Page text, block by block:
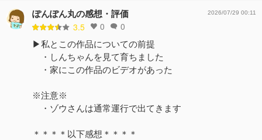
ぽんぽん丸の感想・評価
3.5 0 0
2026/07/29 00:11
▶︎私とこの作品についての前提
・しんちゃんを見て育ちました
・家にこの作品のビデオがあった
※注意※
・ゾウさんは通常運行で出てきます
＊＊＊＊以下感想＊＊＊＊